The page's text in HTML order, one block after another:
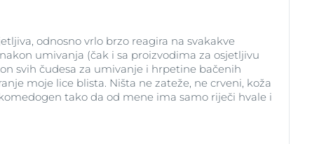
odnosno vrlo brzo reagira na svakakve
umivanja (čak i sa proizvodima za osjetljivu
svih čudesa za umivanje i hrpetine bačenih
moje lice blista. Ništa ne zateže, ne crveni, koža
tako da od mene ima samo riječi hvale i